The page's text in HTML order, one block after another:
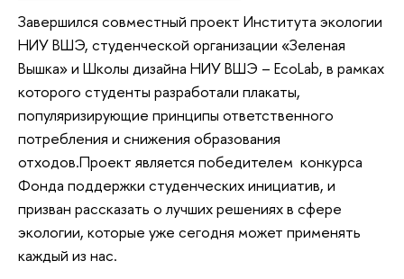
Завершился совместный проект Института экологии
НИУ ВШЭ, студенческой организации «Зеленая
Вышка» и Школы дизайна НИУ ВШЭ – EcoLab, в рамках
которого студенты разработали плакаты,
популяризирующие принципы ответственного
потребления и снижения образования
отходов.Проект является победителем конкурса
Фонда поддержки студенческих инициатив, и
призван рассказать о лучших решениях в сфере
экологии, которые уже сегодня может применять
каждый из нас.